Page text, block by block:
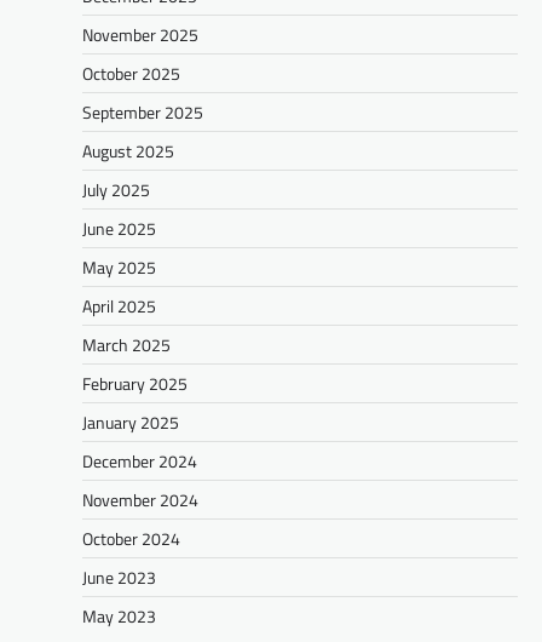
November 2025
October 2025
September 2025
August 2025
July 2025
June 2025
May 2025
April 2025
March 2025
February 2025
January 2025
December 2024
November 2024
October 2024
June 2023
May 2023